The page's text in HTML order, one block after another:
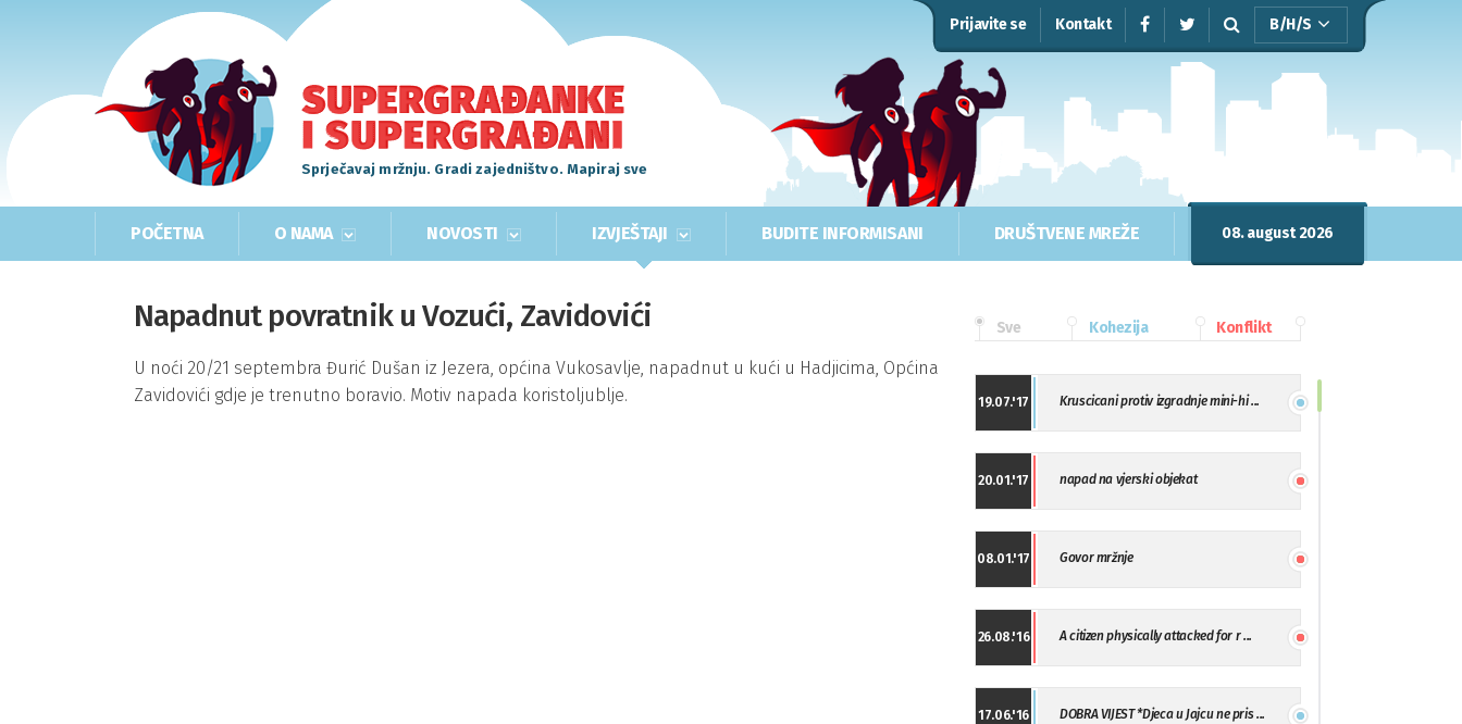
Prijavite se Kontakt B/H/S
Sprječavaj mržnju. Gradi zajedništvo. Mapiraj sve
POČETNA O NAMA NOVOSTI IZVJEŠTAJI BUDITE INFORMISANI DRUŠTVENE MREŽE 08. august 2026
Napadnut povratnik u Vozući, Zavidovići
U noći 20/21 septembra Đurić Dušan iz Jezera, općina Vukosavlje, napadnut u kući u Hadjicima, Općina
Zavidovići gdje je trenutno boravio. Motiv napada koristoljublje.
Sve Kohezija Konflikt
19.07.'17 Kruscicani protiv izgradnje mini-hi ...
20.01.'17 napad na vjerski objekat
08.01.'17 Govor mržnje
26.08.'16 A citizen physically attacked for r ...
17.06.'16 DOBRA VIJEST *Djeca u Jajcu ne pris ...